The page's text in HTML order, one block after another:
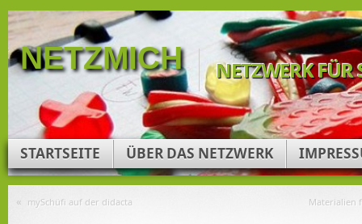
NETZMICH NETZWERK
STARTSEITE ÜBER DAS NETZWERK
« mySchüfi auf der didacta Materialien